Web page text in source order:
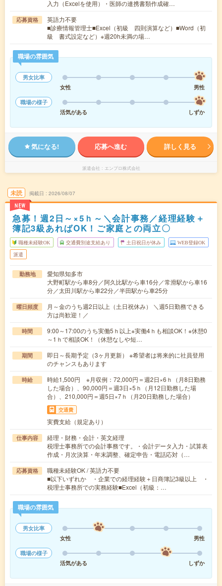
入力（Excelを使用）・医師の連携書類作成確…
応募資格
英語力不要
■診療情報管理士■Excel（初級 四則演算など）■Word（初
級 書式設定など）※週20h未満の場…
職場の雰囲気
男女比率
女性
男性
職場の様子
活気がある
しずか
気になる! 応募へ進む 詳しく見る
派遣会社 エンプロ株式会社
未読
NEW
掲載日 2026/08/07
急募！週2日～×5ｈ～＼会計事務／経理経験＋
簿記3級あればOK！ご家庭との両立〇
職種未経験OK 交通費別途支給あり 土日祝日が休み WEB登録OK
派遣
勤務地
愛知県知多市
大野町駅から車8分／阿久比駅から車16分／常滑駅から車16
分／太田川駅から車22分／半田駅から車25分
曜日頻度
月～金のうち週2日以上（土日祝休み） ＼週5日勤務できる
方は尚歓迎！／
時間
9:00～17:00のうち実働5ｈ以上※実働4ｈも相談OK！※休憩0
～1ｈで相談OK！（休憩なしや短…
期間
即日～長期予定（3ヶ月更新） ※希望者は将来的に社員登用
のチャンスもあります
時給
時給1,500円 ※月収例：72,000円＝週2日×6ｈ（月8日勤務
した場合）、90,000円＝週3日×5ｈ（月12日勤務した場
合）、210,000円＝週5日×7ｈ（月20日勤務した場合）
交通費
実費支給（規定あり）
仕事内容
経理・財務・会計・英文経理
税理士事務所での会計事務です。・会計データ入力・試算表
作成・月次決算・年末調整、確定申告・電話応対（…
応募資格
職種未経験OK / 英語力不要
■以下いずれか ・企業での経理経験＋日商簿記3級以上 ・
税理士事務所での実務経験■Excel（初級：…
職場の雰囲気
男女比率
女性
男性
職場の様子
活気がある
しずか